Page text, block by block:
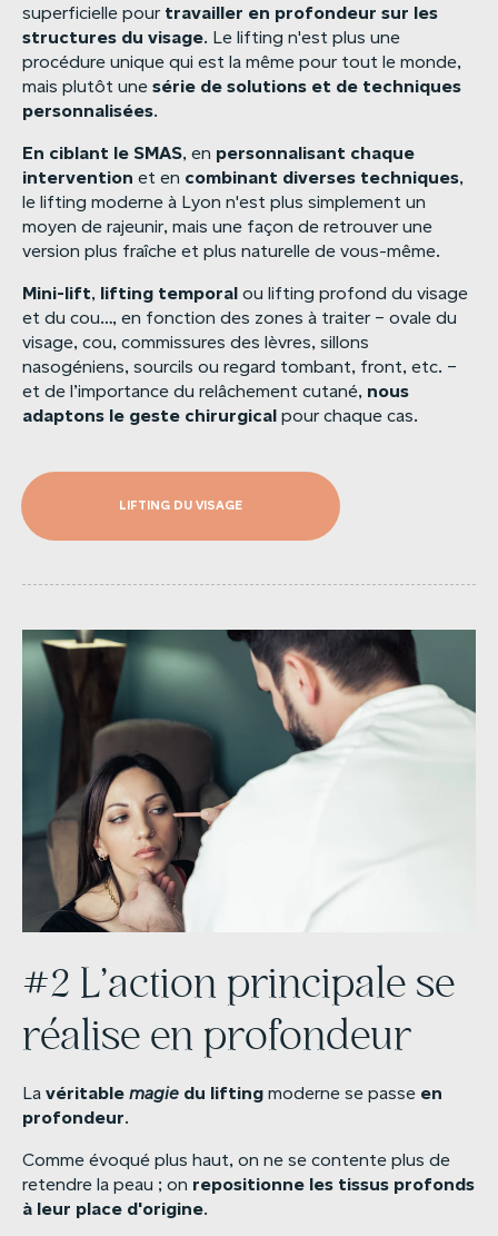
superficielle pour travailler en profondeur sur les
structures du visage. Le lifting n'est plus une
procédure unique qui est la même pour tout le monde,
mais plutôt une série de solutions et de techniques
personnalisées.
En ciblant le SMAS, en personnalisant chaque
intervention et en combinant diverses techniques,
le lifting moderne à Lyon n'est plus simplement un
moyen de rajeunir, mais une façon de retrouver une
version plus fraîche et plus naturelle de vous-même.
Mini-lift, lifting temporal ou lifting profond du visage
et du cou…, en fonction des zones à traiter – ovale du
visage, cou, commissures des lèvres, sillons
nasogéniens, sourcils ou regard tombant, front, etc. –
et de l’importance du relâchement cutané, nous
adaptons le geste chirurgical pour chaque cas.
LIFTING DU VISAGE
#2 L’action principale se
réalise en profondeur
La véritable magie du lifting moderne se passe en
profondeur.
Comme évoqué plus haut, on ne se contente plus de
retendre la peau ; on repositionne les tissus profonds
à leur place d'origine.